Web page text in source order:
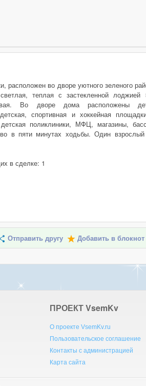
расположен во дворе уютного зеленого
теплая с застекленной
Во дворе дома расположены
спортивная и хоккейная
поликлиники, МФЦ, магазины,
в пяти минутах ходьбы. Один взрослый
в сделке: 1
Отправить другу Добавить в блокнот
ПРОЕКТ VsemKv
О проекте VsemKv.ru
Пользовательское соглашение
Контакты с администрацией
Карта сайта